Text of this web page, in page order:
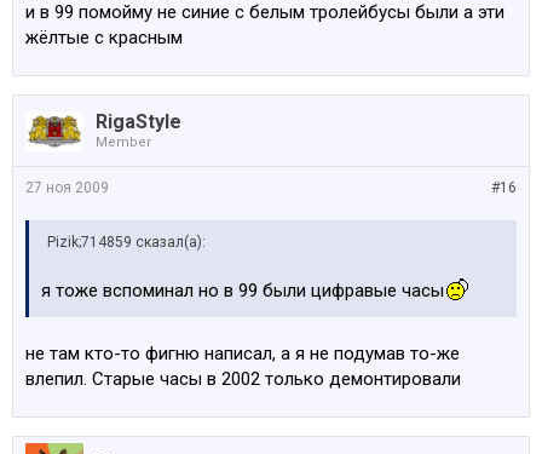
и в 99 помойму не синие с белым тролейбусы были а эти
жёлтые с красным
RigaStyle
Member
#16
27 ноя 2009
Pizik;714859 сказал(а):
я тоже вспоминал но в 99 были цифравые часы
не там кто-то фигню написал, а я не подумав то-же
влепил. Старые часы в 2002 только демонтировали